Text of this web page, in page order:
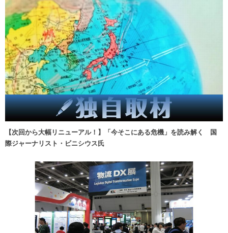
【次回から大幅リニューアル！】「今そこにある危機」を読み解く 国
際ジャーナリスト・ビニシウス氏